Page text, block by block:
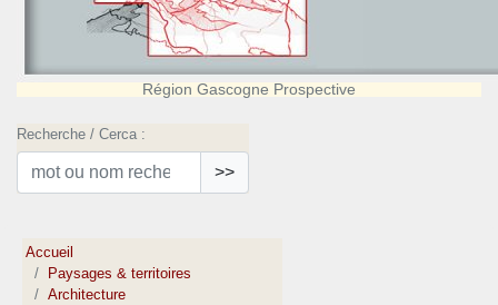
Région Gascogne Prospective
Recherche / Cerca :
>>
Accueil
Paysages & territoires
Architecture